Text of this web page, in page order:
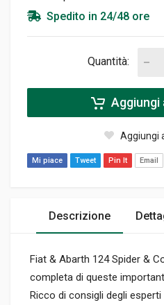
Spedito in 24/48 ore
Quantità:
Aggiungi
Aggiungi
Mi piace Tweet Pin It Email
Descrizione
Fiat & Abarth 124 Spider &
completa di queste
Ricco di consigli degli